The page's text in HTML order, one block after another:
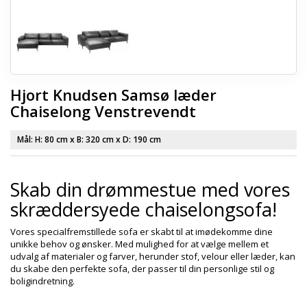
Hjort Knudsen Samsø læder
Chaiselong Venstrevendt
Mål: H: 80 cmx B: 320 cmx D: 190 cm
Skab din drømmestue med vores
skræddersyede chaiselongsofa!
Vores specialfremstillede sofa er skabt til at imødekomme dine
unikke behov og ønsker. Med mulighed for at vælge mellem et
udvalg af materialer og farver, herunder stof, velour eller læder, kan
du skabe den perfekte sofa, der passer til din personlige stil og
boligindretning.